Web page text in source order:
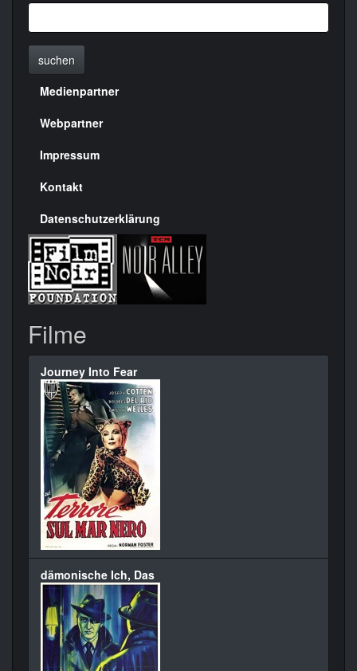
suchen
Menülinks
rechte
Seite
Medienpartner
Webpartner
Impressum
Kontakt
Datenschutzerklärung
Filme
Journey Into Fear
dämonische Ich, Das